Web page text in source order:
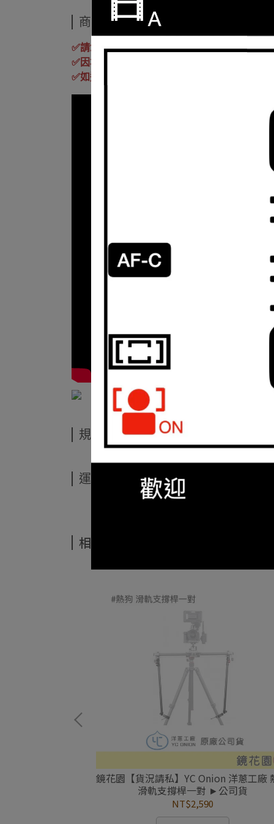
商品介紹
✅請您購買前務必閱讀，訂購視同同意此訊息
✅因本公司有銷售門市，庫存變動較大，下標
✅如遇商品缺貨而造成無法如期交貨，
規格說明
運送方式
相關商品
鏡花園【貨況請私】YC Onion 洋蔥工廠
滑軌支撐桿一對 ►公司貨
NT$2,590